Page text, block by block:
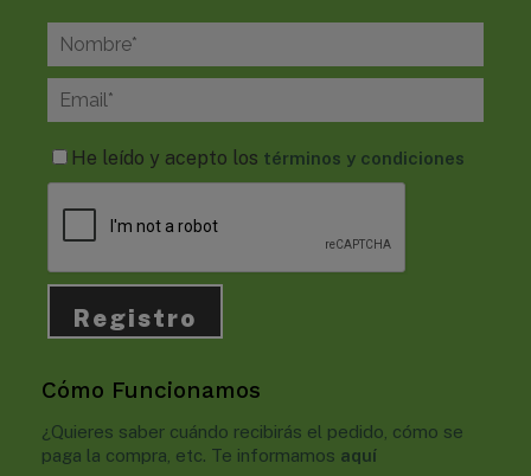
He leído y acepto los términos y condiciones
Cómo Funcionamos
¿Quieres saber cuándo recibirás el pedido, cómo se
paga la compra, etc. Te informamos aquí